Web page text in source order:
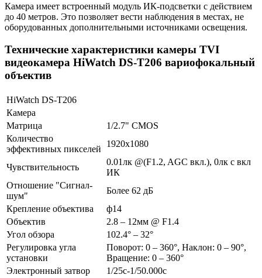
Камера имеет встроенный модуль ИК-подсветки с действием
до 40 метров. Это позволяет вести наблюдения в местах, не
оборудованных дополнительными источниками освещения.
Технические характеристики камеры TVI
видеокамера HiWatch DS-T206 вариофокальный
объектив
HiWatch DS-T206
Камера
Матрица
1/2.7" CMOS
Количество
эффективных пикселей
1920х1080
Чувствительность
0.01лк @(F1.2, AGC вкл.), 0лк с вкл
ИК
Отношение "Сигнал-
шум"
Более 62 дБ
Крепление объектива
ф14
Объектив
2.8 – 12мм @ F1.4
Угол обзора
102.4° – 32°
Регулировка угла
установки
Поворот: 0 – 360°, Наклон: 0 – 90°,
Вращение: 0 – 360°
Электронный затвор
1/25с-1/50.000с